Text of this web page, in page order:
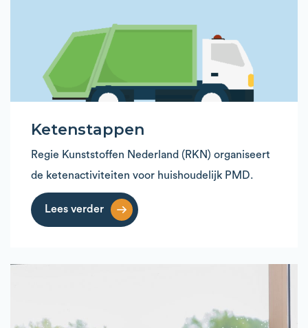
Ketenstappen
Regie Kunststoffen Nederland (RKN) organiseert
de ketenactiviteiten voor huishoudelijk PMD.
Lees verder